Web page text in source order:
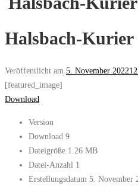
Halsbach-Kurier
Veröffentlicht am 5. November 2022
[featured_image]
Download
Version
Download 9
Dateigröße 1.26 MB
Datei-Anzahl 1
Erstellungsdatum 5. November